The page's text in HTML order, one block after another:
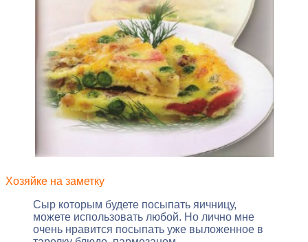
Хозяйке на заметку
Сыр которым будете посыпать яичницу,
можете использовать любой. Но лично мне
очень нравится посыпать уже выложенное в